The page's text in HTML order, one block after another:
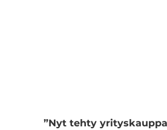
”Nyt tehty